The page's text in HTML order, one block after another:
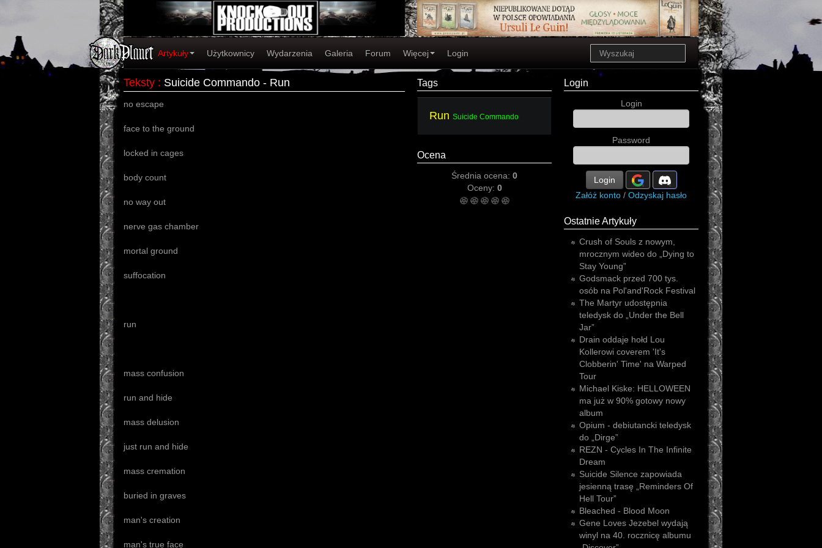
Artykuły Użytkownicy Wydarzenia Galeria Forum Więcej Login
Teksty : Suicide Commando - Run
no escape
face to the ground
locked in cages
body count
no way out
nerve gas chamber
mortal ground
suffocation
run
mass confusion
run and hide
mass delusion
just run and hide
mass cremation
buried in graves
man's creation
man's true face
Tags
Run Suicide Commando
Ocena
Średnia ocena: 0
Oceny: 0
Login
Login
Password
Login
Załóż konto / Odzyskaj hasło
Ostatnie Artykuły
Crush of Souls z nowym,
mrocznym wideo do „Dying to
Stay Young”
Godsmack przed 700 tys.
osób na Pol'and'Rock Festival
The Martyr udostępnia
teledysk do „Under the Bell
Jar”
Drain oddaje hołd Lou
Kollerowi coverem 'It's
Clobberin' Time' na Warped
Tour
Michael Kiske: HELLOWEEN
ma już w 90% gotowy nowy
album
Opium - debiutancki teledysk
do „Dirge”
REZN - Cycles In The Infinite
Dream
Suicide Silence zapowiada
jesienną trasę „Reminders Of
Hell Tour”
Bleached - Blood Moon
Gene Loves Jezebel wydają
winyl na 40. rocznicę albumu